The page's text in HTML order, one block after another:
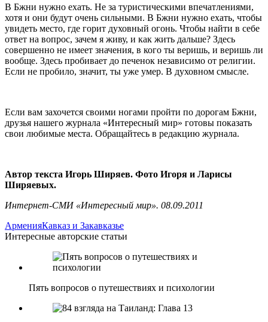
В Бжни нужно ехать. Не за туристическими впечатлениями,
хотя и они будут очень сильными. В Бжни нужно ехать, чтобы
увидеть место, где горит духовный огонь. Чтобы найти в себе
ответ на вопрос, зачем я живу, и как жить дальше? Здесь
совершенно не имеет значения, в кого ты веришь, и веришь ли
вообще. Здесь пробивает до печенок независимо от религии.
Если не пробило, значит, ты уже умер. В духовном смысле.
Если вам захочется своими ногами пройти по дорогам Бжни,
друзья нашего журнала «Интересный мир» готовы показать
свои любимые места. Обращайтесь в редакцию журнала.
Автор текста Игорь Ширяев. Фото Игоря и Ларисы
Ширяевых.
Интернет-СМИ «Интересный мир». 08.09.2011
АрменияКавказ и Закавказье
Интересные авторские статьи
Пять вопросов о путешествиях и психологии